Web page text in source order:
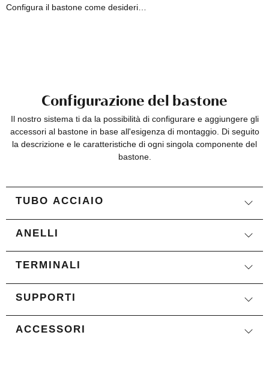
Configura il bastone come desideri…
Configurazione del bastone
Il nostro sistema ti da la possibilità di configurare e aggiungere gli
accessori al bastone in base all'esigenza di montaggio. Di seguito
la descrizione e le caratteristiche di ogni singola componente del
bastone.
TUBO ACCIAIO
ANELLI
TERMINALI
SUPPORTI
ACCESSORI